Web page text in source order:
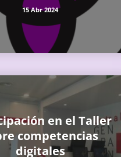
15 Abr 2024
en el Taller
competencias
digitales